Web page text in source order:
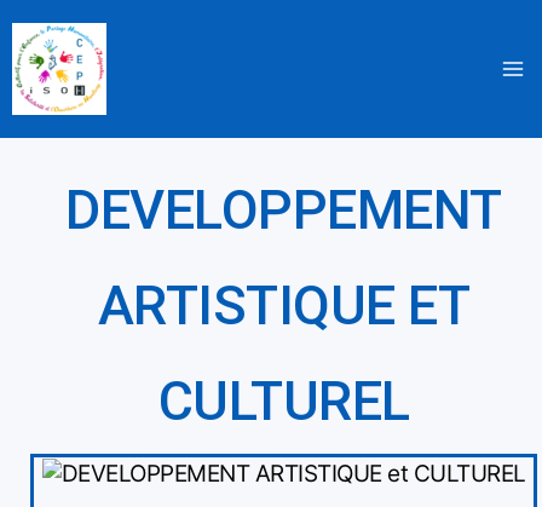
au
contenu
DEVELOPPEMENT
ARTISTIQUE ET
CULTUREL